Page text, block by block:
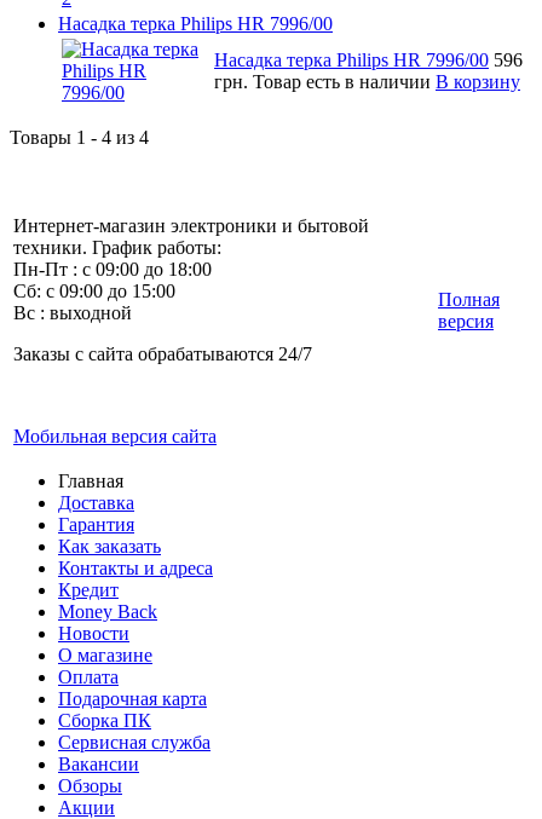
Насадка терка Philips HR 7996/00
Насадка терка Philips HR 7996/00 596
грн. Товар есть в наличии В корзину
Товары 1 - 4 из 4
Интернет-магазин электроники и бытовой
техники. График работы:
Пн-Пт : с 09:00 до 18:00
Сб: с 09:00 до 15:00
Вс : выходной
Заказы с сайта обрабатываются 24/7
Мобильная версия сайта
Полная
версия
Главная
Доставка
Гарантия
Как заказать
Контакты и адреса
Кредит
Money Back
Новости
О магазине
Оплата
Подарочная карта
Сборка ПК
Сервисная служба
Вакансии
Обзоры
Акции